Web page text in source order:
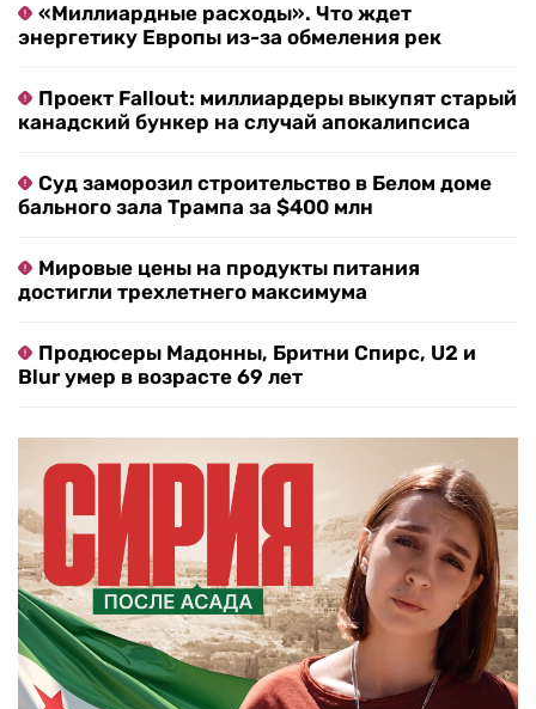
«Миллиардные расходы». Что ждет
энергетику Европы из-за обмеления рек
Проект Fallout: миллиардеры выкупят старый
канадский бункер на случай апокалипсиса
Суд заморозил строительство в Белом доме
бального зала Трампа за $400 млн
Мировые цены на продукты питания
достигли трехлетнего максимума
Продюсеры Мадонны, Бритни Спирс, U2 и
Blur умер в возрасте 69 лет